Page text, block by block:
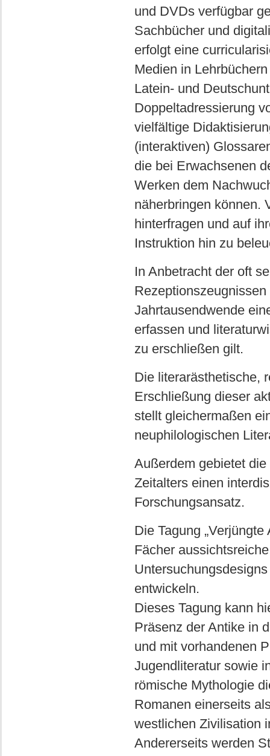
und DVDs verfügbar
Sachbücher und
erfolgt eine
Medien in
Latein- und
Doppeltadressierung
vielfältige
(interaktiven)
die bei Erwachsenen
Werken dem
näherbringen können.
hinterfragen und auf
Instruktion hin zu
In Anbetracht der oft
Rezeptionszeugnissen
Jahrtausendwende
erfassen und
zu erschließen gilt.
Die literarästhetische,
Erschließung dieser
stellt gleichermaßen
neuphilologischen
Außerdem gebietet
Zeitalters einen
Forschungsansatz.
Die Tagung
Fächer
entwickeln.
Dieses Tagung kann
Präsenz der Antike in
und mit vorhandenen
Jugendliteratur sowie
römische Mythologie
Romanen einerseits
westlichen Zivilisation
Andererseits werden